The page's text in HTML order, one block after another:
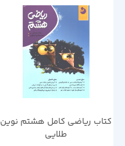
کتاب ریاضی کامل هشتم نوین
طلایی